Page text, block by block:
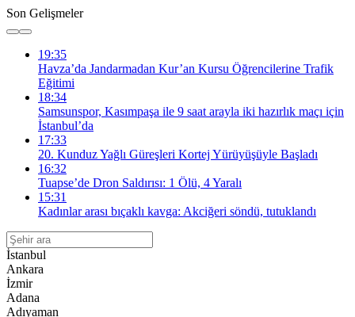
Son Gelişmeler
19:35
Havza’da Jandarmadan Kur’an Kursu Öğrencilerine Trafik
Eğitimi
18:34
Samsunspor, Kasımpaşa ile 9 saat arayla iki hazırlık maçı için
İstanbul’da
17:33
20. Kunduz Yağlı Güreşleri Kortej Yürüyüşüyle Başladı
16:32
Tuapse’de Dron Saldırısı: 1 Ölü, 4 Yaralı
15:31
Kadınlar arası bıçaklı kavga: Akciğeri söndü, tutuklandı
İstanbul
Ankara
İzmir
Adana
Adıyaman